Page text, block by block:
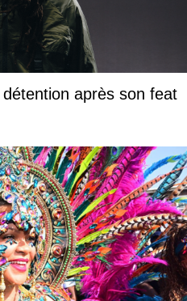
après son feat